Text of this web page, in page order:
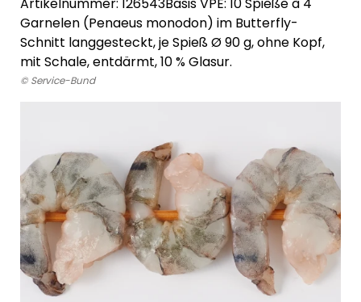
Artikelnummer: 126543Basis VPE: 10 Spieße à 4
Garnelen (Penaeus monodon) im Butterfly-
Schnitt langgesteckt, je Spieß Ø 90 g, ohne Kopf,
mit Schale, entdärmt, 10 % Glasur.
© Service-Bund